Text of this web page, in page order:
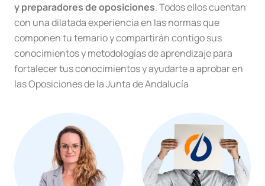
y preparadores de oposiciones. Todos ellos cuentan
con una dilatada experiencia en las normas que
componen tu temario y compartirán contigo sus
conocimientos y metodologías de aprendizaje para
fortalecer tus conocimientos y ayudarte a aprobar en
las Oposiciones de la Junta de Andalucía